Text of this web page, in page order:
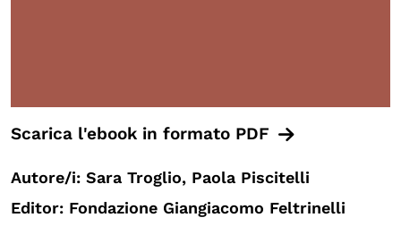
Scarica l'ebook in formato PDF
Autore/i: Sara Troglio, Paola Piscitelli
Editor: Fondazione Giangiacomo Feltrinelli